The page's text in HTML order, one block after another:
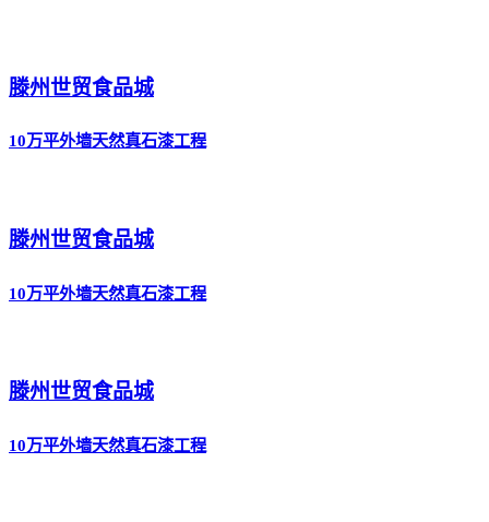
滕州世贸食品城
10万平外墙天然真石漆工程
滕州世贸食品城
10万平外墙天然真石漆工程
滕州世贸食品城
10万平外墙天然真石漆工程